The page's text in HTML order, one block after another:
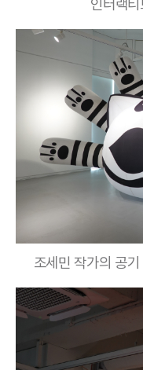
인터랙
조세민 작가의 공